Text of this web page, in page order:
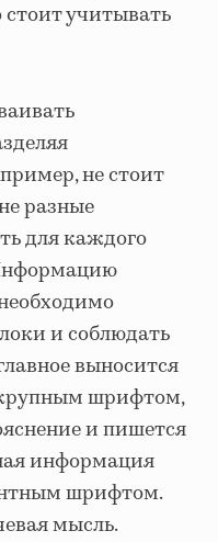
стоит учитывать
не стоит
разные
для каждого
и соблюдать
выносится
крупным шрифтом,
и пишется
информация
шрифтом.
мысль.